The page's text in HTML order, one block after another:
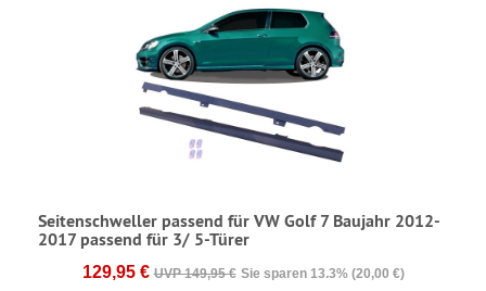
Seitenschweller passend für VW Golf 7 Baujahr 2012-
2017 passend für 3/ 5-Türer
129,95 € UVP 149,95 € Sie sparen 13.3% (20,00 €)